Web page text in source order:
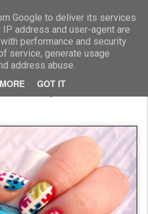
Google to deliver its services
IP address and user-agent are
performance and security
service, generate usage
address abuse.
GOT IT
pazurki